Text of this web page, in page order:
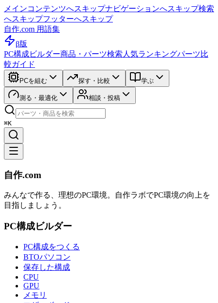
メインコンテンツへスキップナビゲーションへスキップ検索
へスキップフッターへスキップ
自作.com 用語集
β版
PC構成ビルダー商品・パーツ検索 人気ランキングパーツ比
較ガイド
PCを組む 探す・比較 学ぶ
測る・最適化 相談・投稿
⌘K
自作.com
みんなで作る、理想のPC環境。 自作ラボでPC環境の向上を
目指しましょう。
PC構成ビルダー
PC構成をつくる
BTOパソコン
保存した構成
CPU
GPU
メモリ